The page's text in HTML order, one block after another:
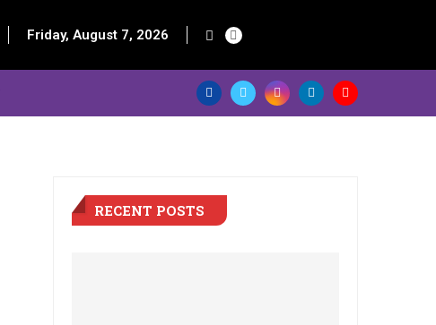
Friday, August 7, 2026
RECENT POSTS